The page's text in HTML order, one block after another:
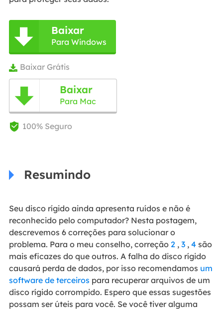
 Baixar
Para Windows
 Baixar Grátis
 Baixar
Para Mac
 100% Seguro
Resumindo
Seu disco rígido ainda apresenta ruídos e não é
reconhecido pelo computador? Nesta postagem,
descrevemos 6 correções para solucionar o
problema. Para o meu conselho, correção 2, 3, 4são
mais eficazes do que outros. A falha do disco rígido
causará perda de dados, por isso recomendamos um
software de terceiros para recuperar arquivos de um
disco rígido corrompido. Espero que essas sugestões
possam ser úteis para você. Se você tiver alguma